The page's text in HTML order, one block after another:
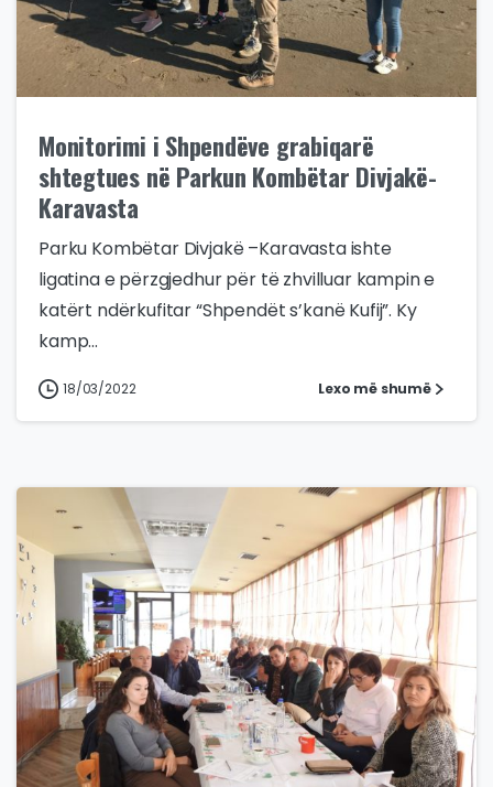
Monitorimi i Shpendëve grabiqarë
shtegtues në Parkun Kombëtar Divjakë-
Karavasta
Parku Kombëtar Divjakë –Karavasta ishte
ligatina e përzgjedhur për të zhvilluar kampin e
katërt ndërkufitar “Shpendët s’kanë Kufij”. Ky
kamp...
18/03/2022 Lexo më shumë